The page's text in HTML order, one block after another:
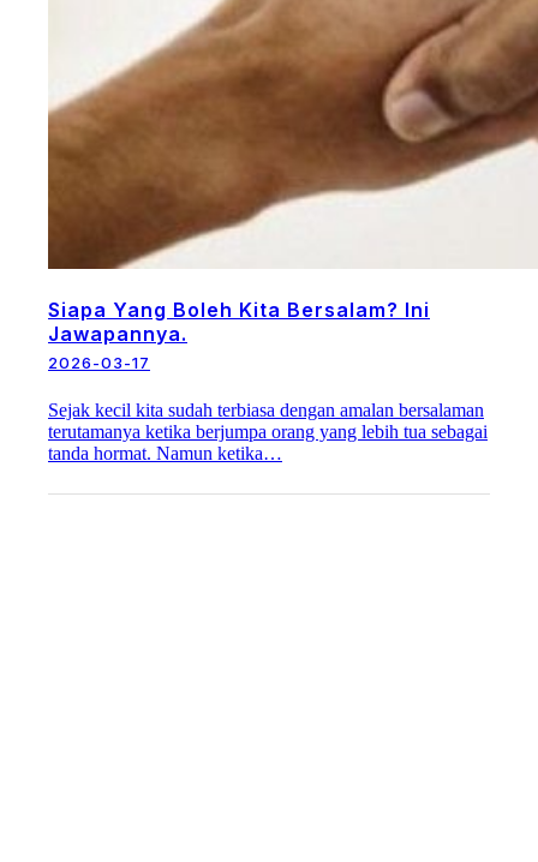
Siapa Yang Boleh Kita Bersalam? Ini
Jawapannya.
2026-03-17
Sejak kecil kita sudah terbiasa dengan amalan bersalaman
terutamanya ketika berjumpa orang yang lebih tua sebagai
tanda hormat. Namun ketika…